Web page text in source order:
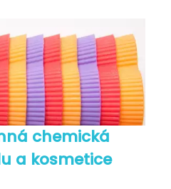
chemická
a kosmetice